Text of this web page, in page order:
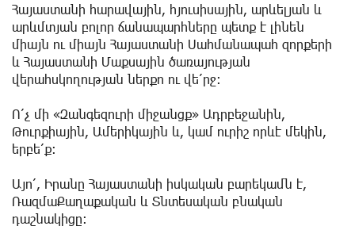
Հայաստանի հարավային, հյուսիսային, արևելյան և
արևմտյան բոլոր ճանապարհները պետք է լինեն
միայն ու միայն Հայաստանի Սահմանապահ զորքերի
և Հայաստանի Մաքսային ծառայության
վերահսկողության ներքո ու վե՛րջ։
Ո՛չ մի «Զանգեզուրի միջանցք» Ադրբեջանին,
Թուրքիային, Ամերիկային և, կամ ուրիշ որևէ մեկին,
երբե՛ք:
Այո՛, Իրանը Հայաստանի իսկական բարեկամն է,
ՌազմաՔաղաքական և Տնտեսական բնական
դաշնակիցը։